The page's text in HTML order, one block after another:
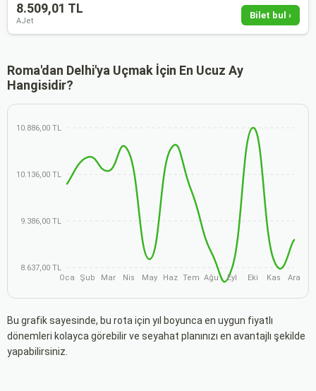
8.509,01 TL
AJet
Bilet bul ›
Roma'dan Delhi'ya Uçmak İçin En Ucuz Ay
Hangisidir?
10.886,00 TL
10.136,00 TL
9.386,00 TL
8.637,00 TL
Oca
Şub Mar Nis May Haz Tem Ağu Eyl Eki Kas Ara
Bu grafik sayesinde, bu rota için yıl boyunca en uygun fiyatlı
dönemleri kolayca görebilir ve seyahat planınızı en avantajlı şekilde
yapabilirsiniz.